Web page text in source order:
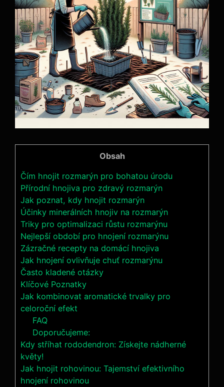
Obsah
Čím hnojit rozmarýn pro bohatou úrodu
Přírodní hnojiva pro zdravý ​rozmarýn
Jak‌ poznat,⁣ kdy hnojit rozmarýn
Účinky minerálních hnojiv na rozmarýn
Triky pro optimalizaci růstu⁢ rozmarýnu
Nejlepší období pro hnojení rozmarýnu
Zázračné recepty na domácí hnojiva
Jak hnojení ovlivňuje chuť⁤ rozmarýnu
Často⁢ kladené otázky
Klíčové Poznatky
Jak kombinovat aromatické trvalky pro
celoroční efekt
FAQ
Doporučujeme:
Kdy stříhat rododendron: Získejte nádherné
květy!
Jak hnojit rohovinou: Tajemství efektivního
hnojení rohovinou